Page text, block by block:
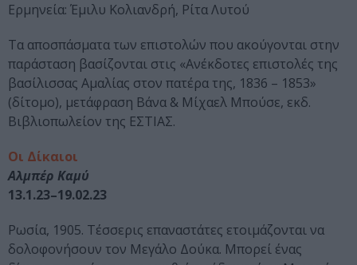
Ερμηνεία: Έμιλυ Κολιανδρή, Ρίτα Λυτού
Τα αποσπάσματα των επιστολών που ακούγονται στην
παράσταση βασίζονται στις «Ανέκδοτες επιστολές της
βασίλισσας Αμαλίας στον πατέρα της, 1836 – 1853»
(δίτομο), μετάφραση Βάνα & Μίχαελ Μπούσε, εκδ.
Βιβλιοπωλείον της ΕΣΤΙΑΣ.
Οι Δίκαιοι
Αλμπέρ Καμύ
13.1.23–19.02.23
Ρωσία, 1905. Τέσσερις επαναστάτες ετοιμάζονται να
δολοφονήσουν τον Μεγάλο Δούκα. Μπορεί ένας